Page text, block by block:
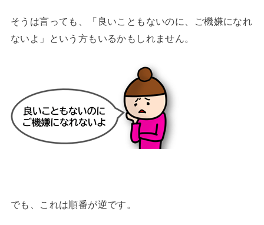
そうは言っても、「良いこともないのに、ご機嫌になれ
ないよ」という方もいるかもしれません。
でも、これは順番が逆です。